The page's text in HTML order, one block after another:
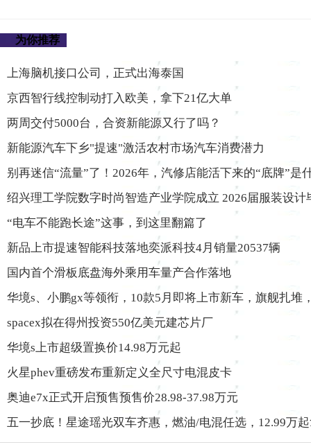
为你推荐
上海脑机接口公司，正式出海泰国
京西智行线控制动打入欧美，拿下21亿大单
两周交付5000台，合资新能源又行了吗？
新能源汽车下乡"提速"激活农村市场汽车消费潜力
别再迷信“流量”了！2026年，汽修店能活下来的“底牌”是
绍兴理工学院数字时尚智造产业学院成立 2026届服装设计
“电车不能跑长途”这事，到这里翻篇了
新品上市提速智能科技落地奕派科技4月销量20537辆
国内首个滑板底盘海外乘用车量产合作落地
华境s、小鹏gx等领衔，10款5月即将上市新车，旗舰扎堆
spacex拟在得州投资550亿美元建芯片厂
华境s上市超级置换价14.98万元起
火星phev重磅发布重新定义全尺寸电混皮卡
奥迪e7x正式开启预售预售价28.98-37.98万元
五一抄底！星途瑶光双车齐惠，燃油/电混任选，12.99万